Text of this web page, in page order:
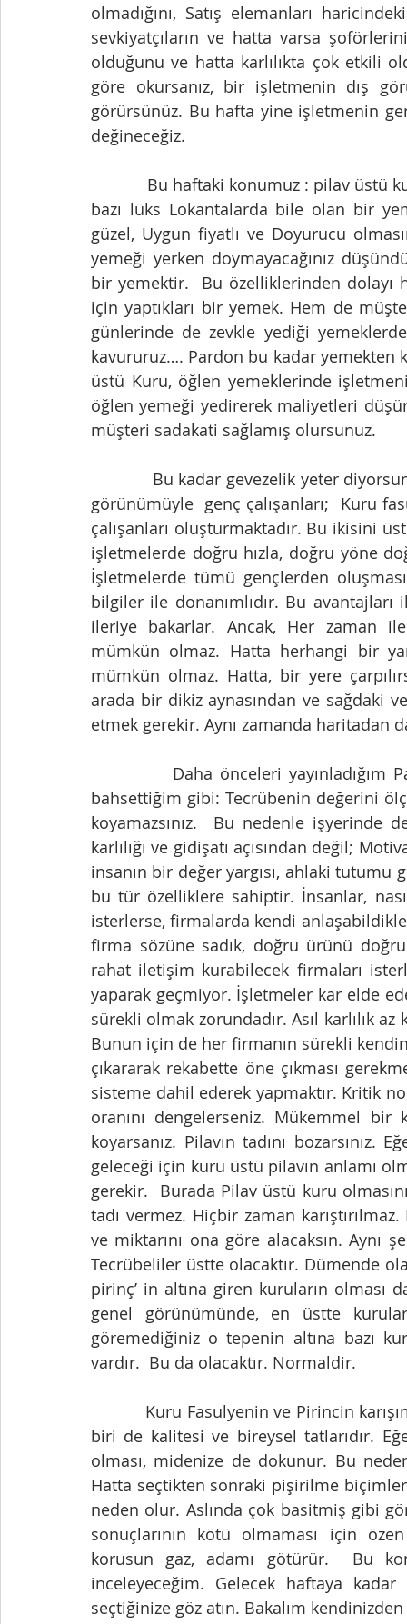
olmadığını, Satış elemanları
sevkiyatçıların ve hatta varsa
olduğunu ve hatta karlılıkta çok etkili
göre okursanız, bir işletmenin dış
görürsünüz. Bu hafta yine işletmenin
değineceğiz.
bazı lüks Lokantalarda bile olan bir
güzel, Uygun fiyatlı ve Doyurucu
yemeği yerken doymayacağınız
bir yemektir.  Bu özelliklerinden dolayı
için yaptıkları bir yemek. Hem de
günlerinde de zevkle yediği
kavururuz…. Pardon bu kadar yemekten
üstü Kuru, öğlen yemeklerinde
öğlen yemeği yedirerek maliyetleri
müşteri sadakati sağlamış olursunuz.
görünümüyle  genç çalışanları;  Kuru
çalışanları oluşturmaktadır. Bu ikisini
işletmelerde doğru hızla, doğru yöne
İşletmelerde tümü gençlerden
bilgiler ile donanımlıdır. Bu avantajları
ileriye bakarlar. Ancak, Her zaman
mümkün olmaz. Hatta herhangi bir
mümkün olmaz. Hatta, bir yere
arada bir dikiz aynasından ve sağdaki
etmek gerekir. Aynı zamanda haritadan
bahsettiğim gibi: Tecrübenin değerini
koyamazsınız.  Bu nedenle işyerinde
karlılığı ve gidişatı açısından değil;
insanın bir değer yargısı, ahlaki tutumu
bu tür özelliklere sahiptir. İnsanlar,
isterlerse, firmalarda kendi
firma sözüne sadık, doğru ürünü
rahat iletişim kurabilecek firmaları
yaparak geçmiyor. İşletmeler kar elde
sürekli olmak zorundadır. Asıl karlılık
Bunun için de her firmanın sürekli
çıkararak rekabette öne çıkması
sisteme dahil ederek yapmaktır. Kritik
oranını dengelerseniz. Mükemmel bir
koyarsanız. Pilavın tadını bozarsınız.
geleceği için kuru üstü pilavın anlamı
gerekir.  Burada Pilav üstü kuru
tadı vermez. Hiçbir zaman
ve miktarını ona göre alacaksın.
Tecrübeliler üstte olacaktır. Dümende
pirinç’ in altına giren kuruların olması
genel görünümünde, en üstte
göremediğiniz o tepenin altına bazı
vardır.  Bu da olacaktır. Normaldir.
biri de kalitesi ve bireysel tatlarıdır.
olması, midenize de dokunur. Bu
Hatta seçtikten sonraki pişirilme
neden olur. Aslında çok basitmiş gibi
sonuçlarının kötü olmaması için
korusun gaz, adamı götürür.  Bu
inceleyeceğim. Gelecek haftaya kadar
seçtiğinize göz atın. Bakalım kendinizden